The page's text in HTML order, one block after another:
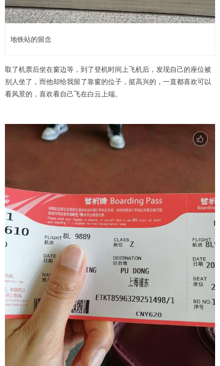
地铁站的留念
取了机票后坐在窗边等，到了登机时间上飞机后，发现自己的座位被
别人坐了，而他却给我留了靠窗的位子，挺高兴的，一直都喜欢可以
看风景的，喜欢看自己飞在白云上端。